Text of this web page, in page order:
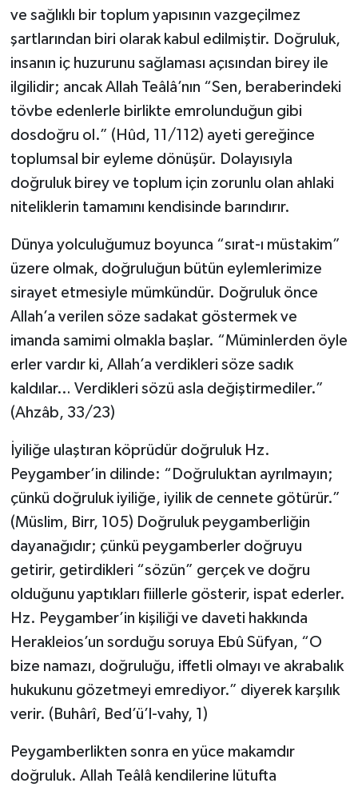
ve sağlıklı bir toplum yapısının vazgeçilmez
şartlarından biri olarak kabul edilmiştir. Doğruluk,
insanın iç huzurunu sağlaması açısından birey ile
ilgilidir; ancak Allah Teâlâ’nın “Sen, beraberindeki
tövbe edenlerle birlikte emrolunduğun gibi
dosdoğru ol.” (Hûd, 11/112) ayeti gereğince
toplumsal bir eyleme dönüşür. Dolayısıyla
doğruluk birey ve toplum için zorunlu olan ahlaki
niteliklerin tamamını kendisinde barındırır.
Dünya yolculuğumuz boyunca “sırat-ı müstakim”
üzere olmak, doğruluğun bütün eylemlerimize
sirayet etmesiyle mümkündür. Doğruluk önce
Allah’a verilen söze sadakat göstermek ve
imanda samimi olmakla başlar. “Müminlerden öyle
erler vardır ki, Allah’a verdikleri söze sadık
kaldılar… Verdikleri sözü asla değiştirmediler.”
(Ahzâb, 33/23)
İyiliğe ulaştıran köprüdür doğruluk Hz.
Peygamber’in dilinde: “Doğruluktan ayrılmayın;
çünkü doğruluk iyiliğe, iyilik de cennete götürür.”
(Müslim, Birr, 105) Doğruluk peygamberliğin
dayanağıdır; çünkü peygamberler doğruyu
getirir, getirdikleri “sözün” gerçek ve doğru
olduğunu yaptıkları fiillerle gösterir, ispat ederler.
Hz. Peygamber’in kişiliği ve daveti hakkında
Herakleios’un sorduğu soruya Ebû Süfyan, “O
bize namazı, doğruluğu, iffetli olmayı ve akrabalık
hukukunu gözetmeyi emrediyor.” diyerek karşılık
verir. (Buhârî, Bed’ü’l-vahy, 1)
Peygamberlikten sonra en yüce makamdır
doğruluk. Allah Teâlâ kendilerine lütufta
Denizli Müftülüğü
Diyarbakır Müftülüğü
Düzce Müftülüğü
Edirne Müftülüğü
Elazığ Müftülüğü
Erzincan Müftülüğü
Erzurum Müftülüğü
Eskişehir Müftülüğü
Giresun Müftülüğü
Gümüşhane Müftülüğü
Hakkari Müftülüğü
Hatay Müftülüğü
Iğdır Müftülüğü
Isparta Müftülüğü
İstanbul Müftülüğü
Kahramanmaraş Müftülüğü
Karaman Müftülüğü
İhtida Haberleri
YAŞAM